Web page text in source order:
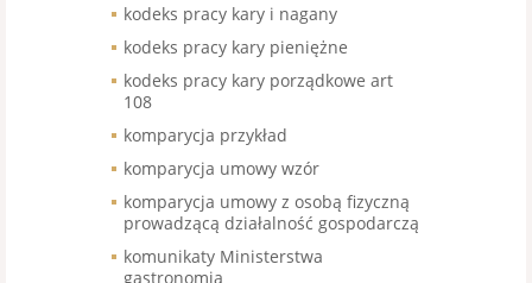
kodeks pracy kary i nagany
kodeks pracy kary pieniężne
kodeks pracy kary porządkowe art
108
komparycja przykład
komparycja umowy wzór
komparycja umowy z osobą fizyczną
prowadzącą działalność gospodarczą
komunikaty Ministerstwa
gastronomia